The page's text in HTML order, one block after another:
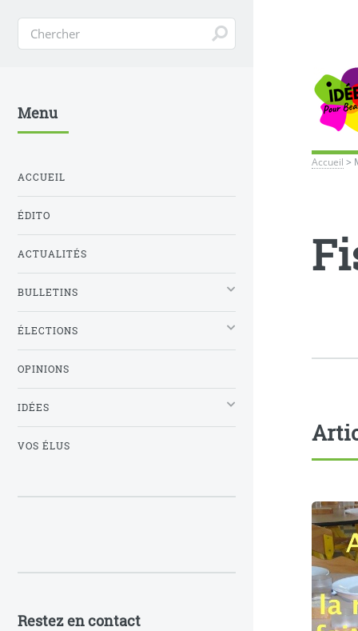
Accueil >
Menu
ACCUEIL
ÉDITO
ACTUALITÉS
BULLETINS
ÉLECTIONS
OPINIONS
IDÉES
VOS ÉLUS
Restez en contact